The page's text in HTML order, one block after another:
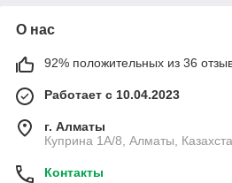
О нас
92% положительных из 36
Работает с 10.04.2023
г. Алматы
Куприна 1A/8, Алматы,
Контакты